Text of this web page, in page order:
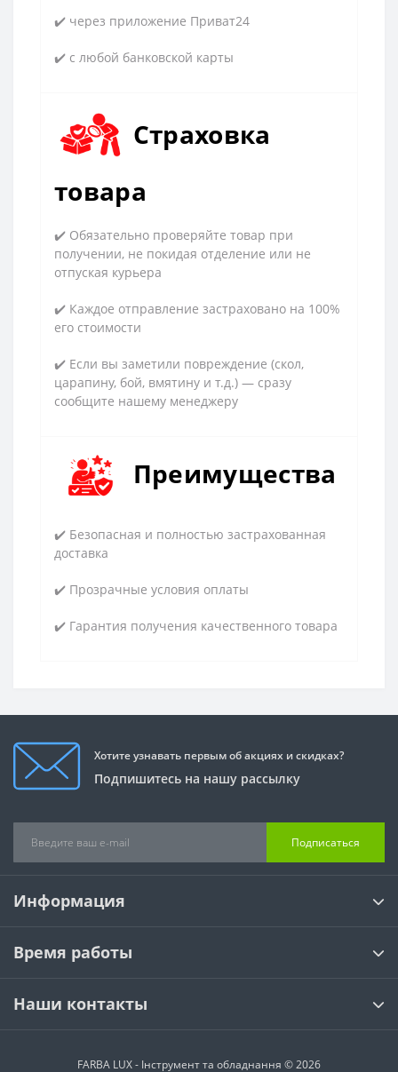
✔️ через приложение Приват24
✔️ с любой банковской карты
Страховка
товара
✔️ Обязательно проверяйте товар при
получении, не покидая отделение или не
отпуская курьера
✔️ Каждое отправление застраховано на 100%
его стоимости
✔️ Если вы заметили повреждение (скол,
царапину, бой, вмятину и т.д.) — сразу
сообщите нашему менеджеру
Преимущества
✔️ Безопасная и полностью застрахованная
доставка
✔️ Прозрачные условия оплаты
✔️ Гарантия получения качественного товара
Хотите узнавать первым об акциях и скидках?
Подпишитесь на нашу рассылку
Подписаться
Информация
Время работы
Наши контакты
FARBA LUX - Інструмент та обладнання © 2026